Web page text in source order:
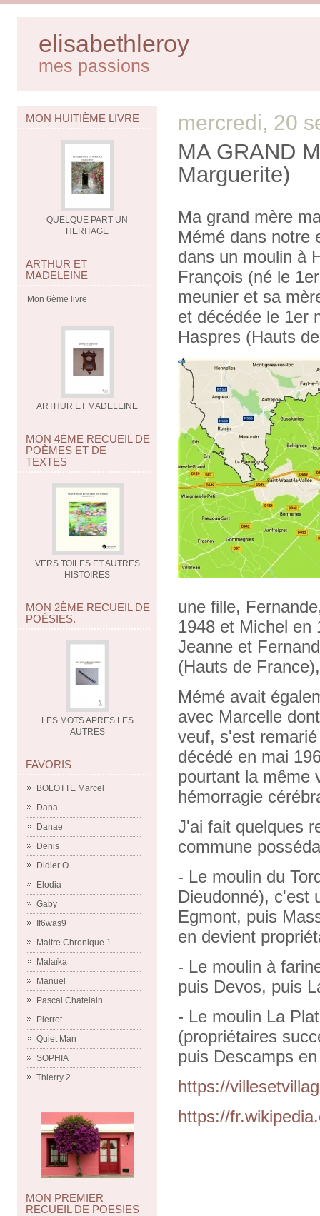
elisabethleroy
mes passions
MON HUITIÈME LIVRE
QUELQUE PART UN
HERITAGE
ARTHUR ET
MADELEINE
Mon 6ème livre
ARTHUR ET MADELEINE
MON 4ÈME RECUEIL DE
POÈMES ET DE
TEXTES
VERS TOILES ET AUTRES
HISTOIRES
MON 2ÈME RECUEIL DE
POÉSIES.
LES MOTS APRES LES
AUTRES
FAVORIS
BOLOTTE Marcel
Dana
Danae
Denis
Didier O.
Elodia
Gaby
If6was9
Maitre Chronique 1
Malaïka
Manuel
Pascal Chatelain
Pierrot
Quiet Man
SOPHIA
Thierry 2
MON PREMIER
RECUEIL DE POESIES
mercredi, 20
MA GRAND
Marguerite)
Ma grand mère
Mémé dans notre
dans un moulin à
François (né le
meunier et sa
et décédée le 1er
Haspres (Hauts
une fille,
1948 et Michel en
Jeanne et
(Hauts de
Mémé avait
avec Marcelle
veuf, s'est
décédé en mai
pourtant la même
hémorragie
J'ai fait quelques
commune
- Le moulin du
Dieudonné), c'est
Egmont, puis
en devient
- Le moulin à
puis Devos, puis
- Le moulin La
(propriétaires
puis Descamps
https://
https://